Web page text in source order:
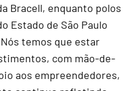
Bracell, enquanto polos
Estado de São Paulo
temos que estar
com mão-de-
aos empreendedores,